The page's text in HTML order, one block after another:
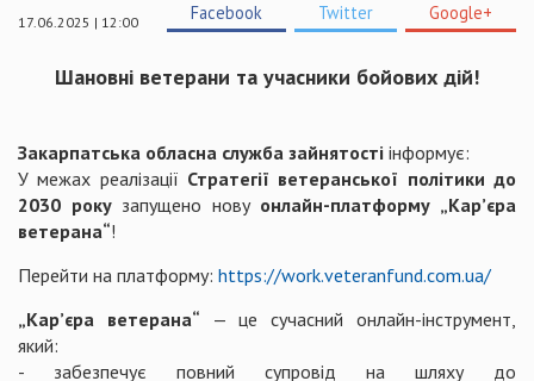
17.06.2025 | 12:00 Facebook Twitter Google+
Шановні ветерани та учасники бойових дій!
Закарпатська обласна служба зайнятості інформує:
У межах реалізації Стратегії ветеранської політики до
2030 рокузапущено нову онлайн-платформу „Кар’єра
ветерана“!
Перейти на платформу: https://work.veteranfund.com.ua/
„Кар’єра ветерана“ — це сучасний онлайн-інструмент,
який:
- забезпечує повний супровід на шляху до